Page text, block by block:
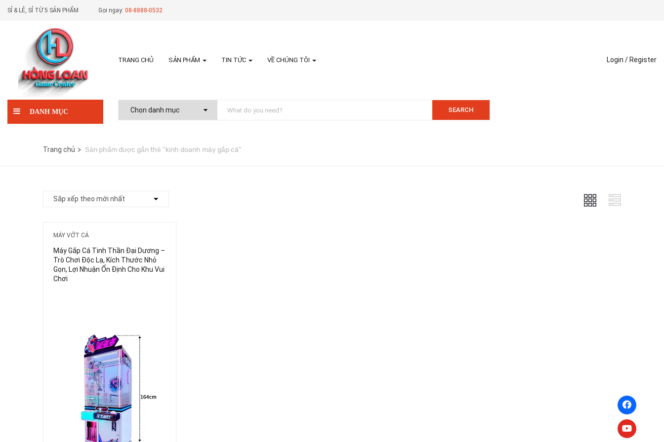
SỈ & LẺ, SỈ TỪ 5 SẢN PHẨM Gọi ngay: 08-8888-0532
TRANG CHỦ SẢN PHẨM TIN TỨC VỀ CHÚNG TÔI Login / Register
DANH MỤC SEARCH
Trang chủ Sản phẩm được gắn thẻ “kinh doanh máy gắp cá”
MÁY VỚT CÁ
Máy Gắp Cá Tinh Thần Đại Dương –
Trò Chơi Độc Lạ, Kích Thước Nhỏ
Gọn, Lợi Nhuận Ổn Định Cho Khu Vui
Chơi